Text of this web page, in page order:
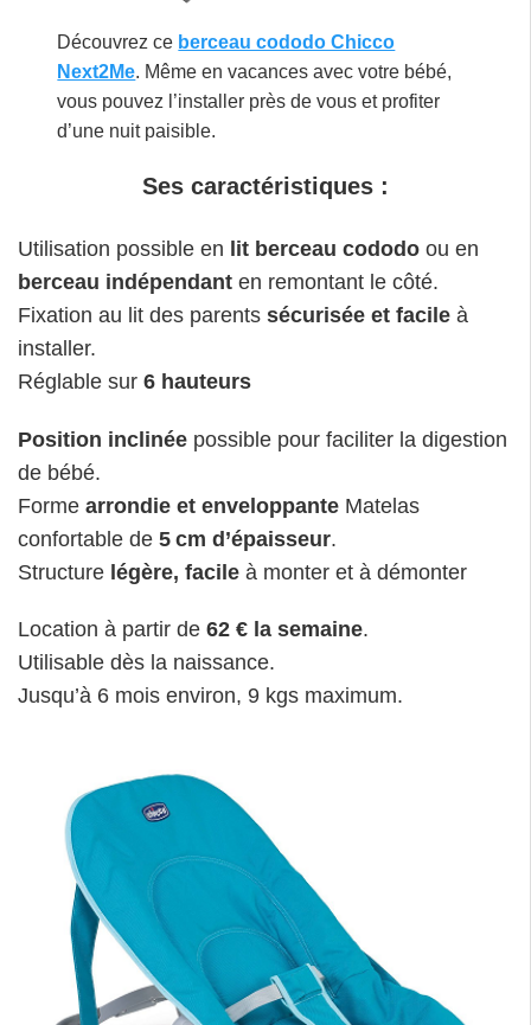
Découvrez ce berceau cododo Chicco
Next2Me. Même en vacances avec votre bébé,
vous pouvez l’installer près de vous et profiter
d’une nuit paisible.
Ses caractéristiques :
Utilisation possible en lit berceau cododo ou en
berceau indépendant en remontant le côté.
Fixation au lit des parents sécurisée et facile à
installer.
Réglable sur 6 hauteurs
Position inclinée possible pour faciliter la digestion
de bébé.
Forme arrondie et enveloppante Matelas
confortable de 5 cm d’épaisseur.
Structure légère, facile à monter et à démonter
Location à partir de 62 € la semaine.
Utilisable dès la naissance.
Jusqu’à 6 mois environ, 9 kgs maximum.